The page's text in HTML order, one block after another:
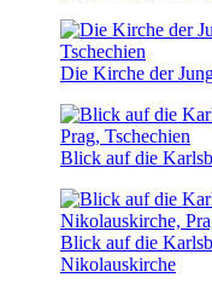
Die Kirche der
Blick auf die
Blick auf die
Nikolauskirche